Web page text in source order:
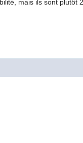
mais ils sont plutôt